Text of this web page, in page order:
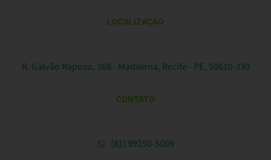
LOCALIZAÇÃO
R. Galvão Raposo, 368 - Madalena, Recife - PE, 50610-330
CONTATO
(81) 99250-5009